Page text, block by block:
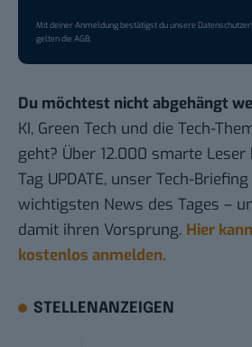
Mit deiner Anmeldung bestätigst du unsere
gelten dieAGB.
Du möchtest nicht abgehängt
KI, Green Tech und die Tech-
geht? Über 12.000 smarte
Tag UPDATE, unser Tech-
wichtigsten News des Tages –
damit ihren Vorsprung. Hier
kostenlos anmelden.
STELLENANZEIGEN